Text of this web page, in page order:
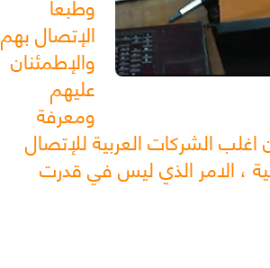
الإتصال بهم
والإطمئنان
عليهم
ومعرفة
الشركات العربية للإتصال
، الامر الذي ليس في قدرت